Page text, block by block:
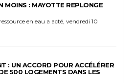
MOINS : MAYOTTE REPLONGE
en eau a acté, vendredi 10
: UN ACCORD POUR ACCÉLÉRER
500 LOGEMENTS DANS LES